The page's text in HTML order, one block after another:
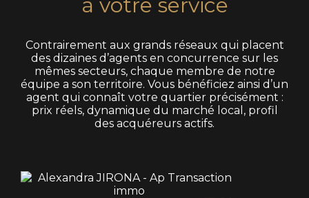
à votre service
Contrairement aux grands réseaux qui placent
des dizaines d’agents en concurrence sur les
mêmes secteurs, chaque membre de notre
équipe a son territoire. Vous bénéficiez ainsi d’un
agent qui connaît votre quartier précisément :
prix réels, dynamique du marché local, profil
des acquéreurs actifs.